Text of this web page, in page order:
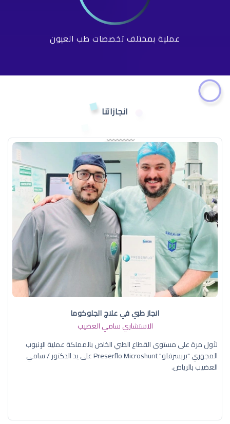
عملية بمختلف تخصصات طب العيون
انجازاتنا
انجاز طبي في علاج الجلوكوما
الاستشاري سامي العضيب
لأول مرة على مستوى القطاع الطبي الخاص بالمملكة عملية الإنبوب
المجهري "بريسرفلو" Preserflo Microshunt على يد الدكتور / سامي
العضيب بالرياض.